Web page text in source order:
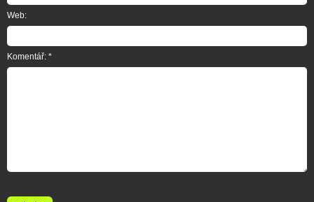
Web:
Komentář: *